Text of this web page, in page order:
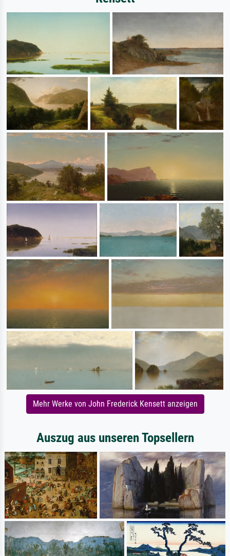
Mehr Werke von John Frederick Kensett anzeigen
Auszug aus unseren Topsellern